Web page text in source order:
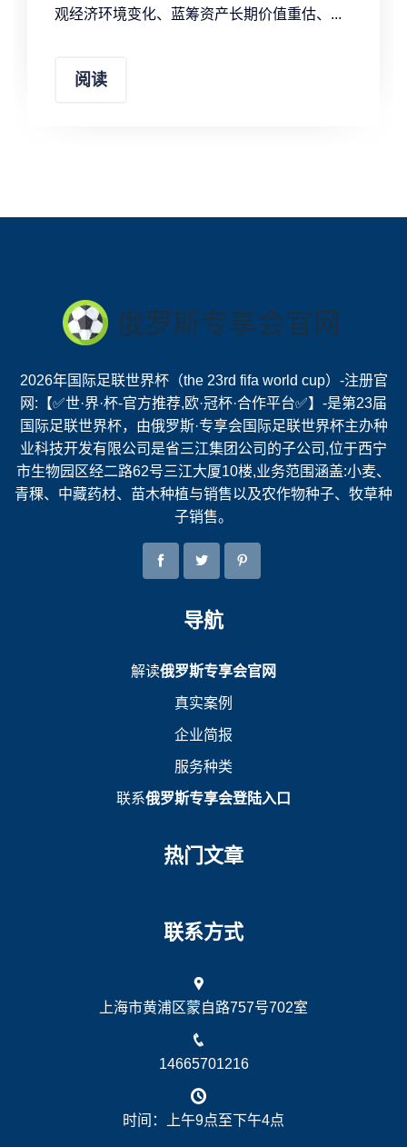
观经济环境变化、蓝筹资产长期价值重估、...
阅读
2026年国际足联世界杯（the 23rd fifa world cup）-注册官
网:【✅世·界·杯-官方推荐,欧·冠杯·合作平台✅】-是第23届
国际足联世界杯，由俄罗斯·专享会国际足联世界杯主办种
业科技开发有限公司是省三江集团公司的子公司,位于西宁
市生物园区经二路62号三江大厦10楼,业务范围涵盖:小麦、
青稞、中藏药材、苗木种植与销售以及农作物种子、牧草种
子销售。
导航
解读俄罗斯专享会官网
真实案例
企业简报
服务种类
联系俄罗斯专享会登陆入口
热门文章
联系方式
上海市黄浦区蒙自路757号702室
14665701216
时间：上午9点至下午4点